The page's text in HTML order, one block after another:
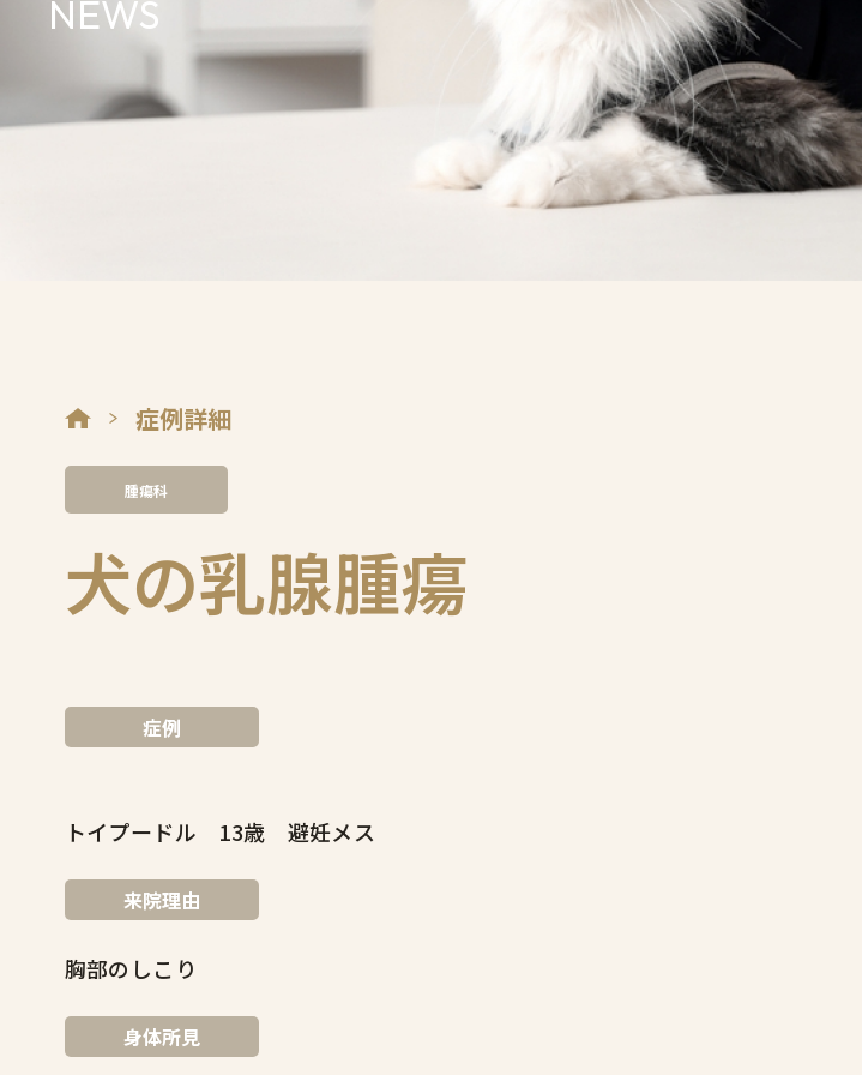
NEWS
症例詳細
腫瘍科
犬の乳腺腫瘍
症例
トイプードル 13歳 避妊メス
来院理由
胸部のしこり
身体所見